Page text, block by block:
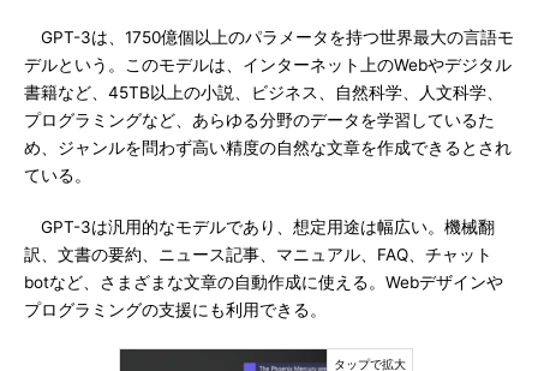
GPT-3は、1750億個以上のパラメータを持つ世界最大の言語モ
デルという。このモデルは、インターネット上のWebやデジタル
書籍など、45TB以上の小説、ビジネス、自然科学、人文科学、
プログラミングなど、あらゆる分野のデータを学習しているた
め、ジャンルを問わず高い精度の自然な文章を作成できるとされ
ている。
GPT-3は汎用的なモデルであり、想定用途は幅広い。機械翻
訳、文書の要約、ニュース記事、マニュアル、FAQ、チャット
botなど、さまざまな文章の自動作成に使える。Webデザインや
プログラミングの支援にも利用できる。